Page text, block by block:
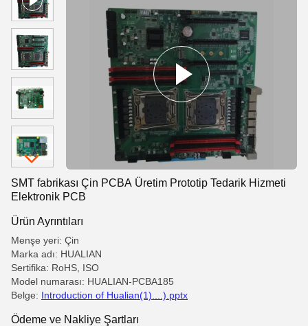
SMT fabrikası Çin PCBA Üretim Prototip Tedarik Hizmeti
Elektronik PCB
Ürün Ayrıntıları
Menşe yeri: Çin
Marka adı: HUALIAN
Sertifika: RoHS, ISO
Model numarası: HUALIAN-PCBA185
Belge: Introduction of Hualian(1)....).pptx
Ödeme ve Nakliye Şartları